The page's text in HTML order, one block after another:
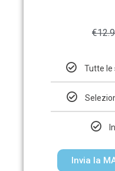
€
Tutte le
Invia la